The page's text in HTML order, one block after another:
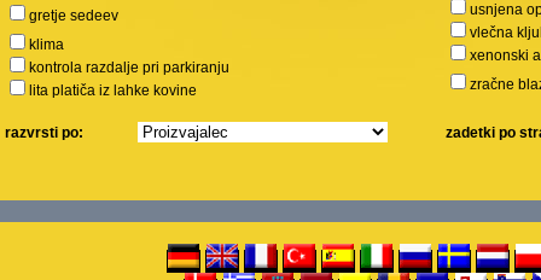
gretje sedeev
klima
kontrola razdalje pri parkiranju
lita platiča iz lahke kovine
usnjena
vlečna
xenonski
zračne
razvrsti po: zadetki po